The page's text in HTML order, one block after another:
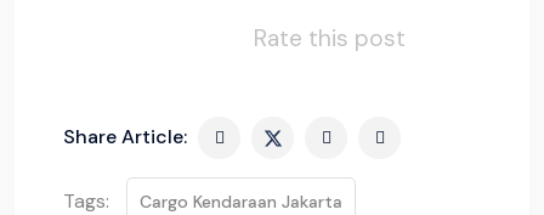
Rate this post
Share Article:
Tags: Cargo Kendaraan Jakarta